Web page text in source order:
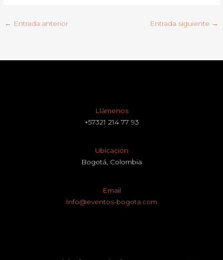
← Entrada anterior Entrada siguiente →
Llámenos
+57321 214 77 93
Ubicación
Bogotá, Colombia
Email
Info@eventos-bogota.com